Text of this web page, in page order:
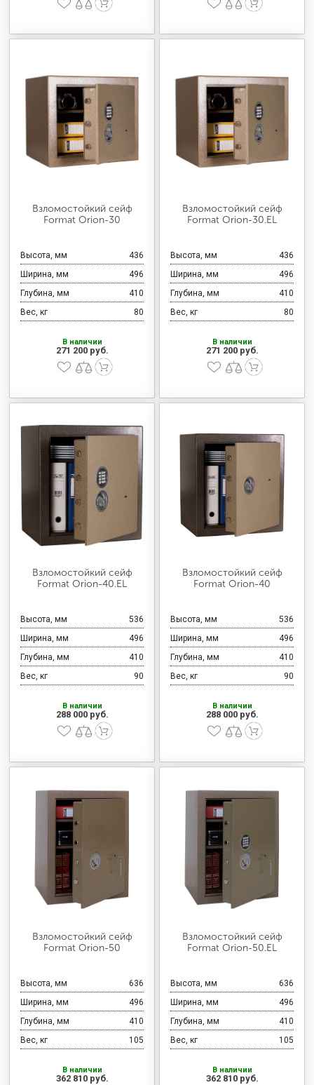
Взломостойкий сейф
Format Orion-30
Высота, мм
436
Ширина, мм
496
Глубина, мм
410
Вес, кг
80
В наличии
271 200 руб.
Взломостойкий сейф
Format Orion-30.EL
Высота, мм
436
Ширина, мм
496
Глубина, мм
410
Вес, кг
80
В наличии
271 200 руб.
Взломостойкий сейф
Format Orion-40.EL
Высота, мм
536
Ширина, мм
496
Глубина, мм
410
Вес, кг
90
В наличии
288 000 руб.
Взломостойкий сейф
Format Orion-40
Высота, мм
536
Ширина, мм
496
Глубина, мм
410
Вес, кг
90
В наличии
288 000 руб.
Взломостойкий сейф
Format Orion-50
Высота, мм
636
Ширина, мм
496
Глубина, мм
410
Вес, кг
105
В наличии
362 810 руб.
Взломостойкий сейф
Format Orion-50.EL
Высота, мм
636
Ширина, мм
496
Глубина, мм
410
Вес, кг
105
В наличии
362 810 руб.